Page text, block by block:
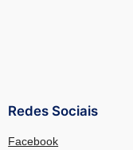
Redes Sociais
Facebook